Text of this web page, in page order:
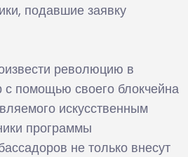
подавшие заявку
революцию в
с помощью своего блокчейна
искусственным
программы
не только внесут